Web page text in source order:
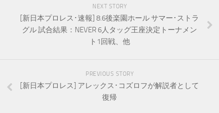
NEXT STORY
[新日本プロレス･速報] 8.6後楽園ホール サマー･ストラ
グル 試合結果：NEVER 6人タッグ王座決定トーナメン
ト1回戦、他
PREVIOUS STORY
[新日本プロレス] アレックス･コズロフが解説者として
復帰